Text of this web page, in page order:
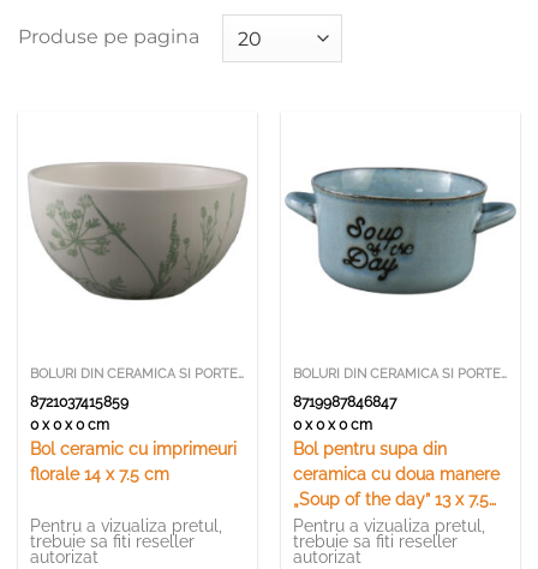
Produse pe pagina
BOLURI DIN CERAMICA SI PORTELAN
8721037415859
0 x 0 x 0 cm
Bol ceramic cu imprimeuri
florale 14 x 7.5 cm
Pentru a vizualiza pretul,
trebuie sa fiti reseller
autorizat
BOLURI DIN CERAMICA SI PORTELAN
8719987846847
0 x 0 x 0 cm
Bol pentru supa din
ceramica cu doua manere
„Soup of the day” 13 x 7.5
cm
Pentru a vizualiza pretul,
trebuie sa fiti reseller
autorizat